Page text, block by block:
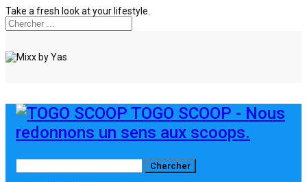
Take a fresh look at your lifestyle.
TOGO SCOOP - Nous
redonnons un sens aux scoops.